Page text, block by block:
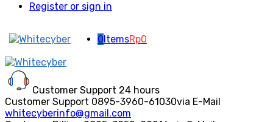
Register or sign in
0ItemsRp0
Customer Support 24 hours
Customer Support 0895-3960-61030via E-Mail
whitecyberinfo@gmail.com